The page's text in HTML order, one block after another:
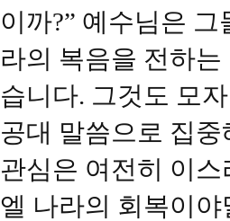
이까?” 예수님은
라의 복음을 전하
습니다. 그것도 모
공대 말씀으로 집
관심은 여전히 이
엘 나라의 회복이